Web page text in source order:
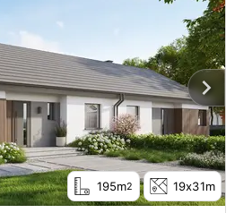
195m2 19x31m